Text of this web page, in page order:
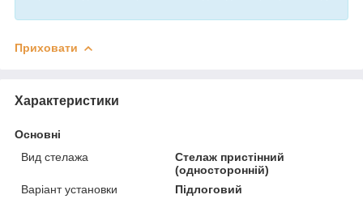
Приховати
Характеристики
Основні
Вид стелажа
Стелаж пристінний
(односторонній)
Варіант установки
Підлоговий